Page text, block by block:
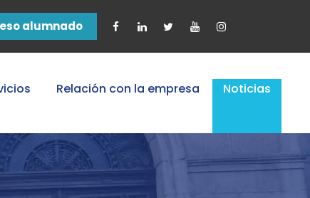
alumnado
Relación con la empresa Noticias